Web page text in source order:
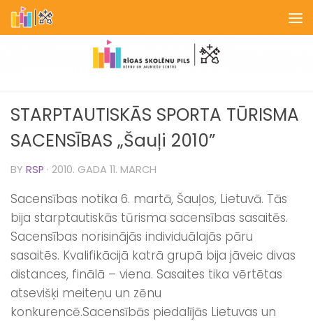
Skip to content
STARPTAUTISKĀS SPORTA TŪRISMA
SACENSĪBAS „Šauļi 2010”
BY RSP · 2010. GADA 11. MARCH
Sacensības notika 6. martā, Šauļos, Lietuvā. Tās
bija starptautiskās tūrisma sacensības sasaitēs.
Sacensības norisinājās individuālajās pāru
sasaitēs. Kvalifikācijā katrā grupā bija jāveic divas
distances, finālā – viena. Sasaites tika vērtētas
atsevišķi meiteņu un zēnu
konkurencē.Sacensībās piedalījās Lietuvas un